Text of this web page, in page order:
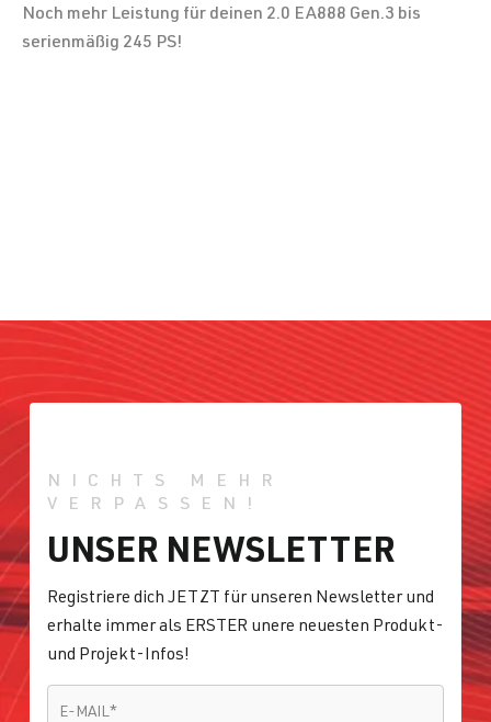
Noch mehr Leistung für deinen 2.0 EA888 Gen.3 bis
serienmäßig 245 PS!
NICHTS MEHR
VERPASSEN!
UNSER NEWSLETTER
Registriere dich JETZT für unseren Newsletter und
erhalte immer als ERSTER unere neuesten Produkt-
und Projekt-Infos!
E-MAIL *